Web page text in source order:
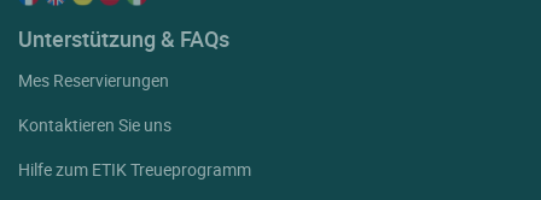
Unterstützung & FAQs
Mes Reservierungen
Kontaktieren Sie uns
Hilfe zum ETIK Treueprogramm